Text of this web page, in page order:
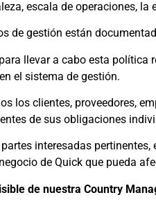
escala de operaciones,
de gestión están
llevar a cabo esta política
el sistema de gestión.
los clientes, proveedores,
de sus obligaciones
interesadas
de Quick que pueda
de nuestra Country